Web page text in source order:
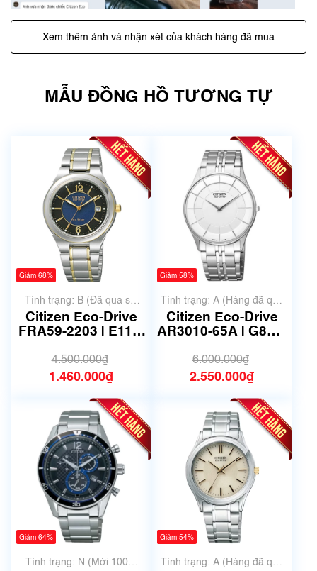
Xem thêm ảnh và nhận xét của khách hàng đã mua
MẪU ĐỒNG HỒ TƯƠNG TỰ
Giảm 68%
Tình trạng: B (Đã qua sử
dụng, hàng đẹp, có chút
xước dăm)
Citizen Eco-Drive
FRA59-2203 | E111-
36mm | Mã số 6722
4.500.000₫
1.460.000₫
Giảm 58%
Tình trạng: A (Hàng đã qua
sử dụng nhưng rất đẹp,
không có xước)
Citizen Eco-Drive
AR3010-65A | G870-
36.5mm | Mã số
6583
6.000.000₫
2.550.000₫
Giảm 64%
Tình trạng: N (Mới 100%
Giảm 54%
Tình trạng: A (Hàng đã qua